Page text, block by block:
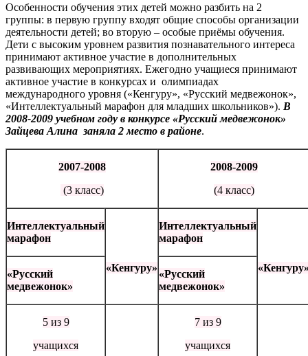
Особенности обучения этих детей можно разбить на 2
группы: в первую группу входят общие способы организации
деятельности детей; во вторую – особые приёмы обучения.
Дети с высоким уровнем развития познавательного интереса
принимают активное участие в дополнительных
развивающих мероприятиях. Ежегодно учащиеся принимают
активное участие в конкурсах и олимпиадах
международного уровня («Кенгуру», «Русский медвежонок»,
«Интеллектуальный марафон для младших школьников»). В
2008-2009 учебном году в конкурсе «Русский медвежонок»
Зайцева Алина заняла 2 место в районе.
2007-2008
(3 класс)
2008-2009
(4 класс)
Интеллектуальный
марафон
«Кенгуру»
Интеллектуальный
марафон
«Русский
медвежонок»
«Русский
медвежонок»
5 из 9
учащихся
7 из 9
учащихся